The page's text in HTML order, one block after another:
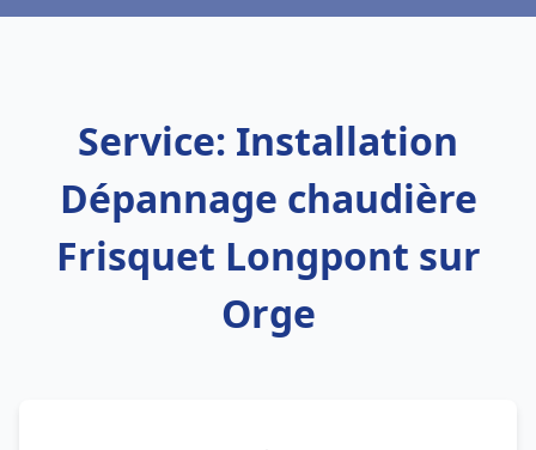
Service: Installation
Dépannage chaudière
Frisquet Longpont sur
Orge